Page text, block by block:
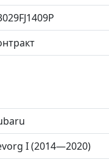
I (2014—2020)